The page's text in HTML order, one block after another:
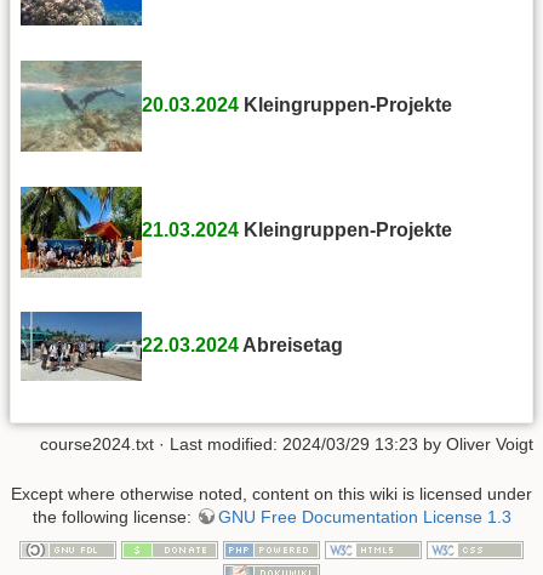
20.03.2024 Kleingruppen-Projekte
21.03.2024 Kleingruppen-Projekte
22.03.2024 Abreisetag
course2024.txt · Last modified: 2024/03/29 13:23 by Oliver Voigt
Except where otherwise noted, content on this wiki is licensed under
the following license:
GNU Free Documentation License 1.3